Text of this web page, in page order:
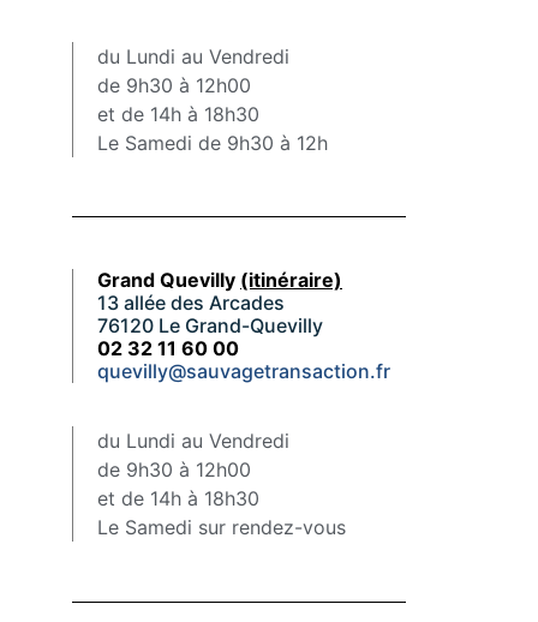
du Lundi au Vendredi
de 9h30 à 12h00
et de 14h à 18h30
Le Samedi de 9h30 à 12h
Grand Quevilly (itinéraire)
13 allée des Arcades
76120 Le Grand-Quevilly
02 32 11 60 00
quevilly@sauvagetransaction.fr
du Lundi au Vendredi
de 9h30 à 12h00
et de 14h à 18h30
Le Samedi sur rendez-vous